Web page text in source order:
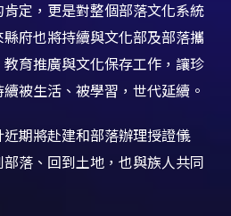
定，更是對整個部落文化系統
府也將持續與文化部及部落攜
育推廣與文化保存工作，讓珍
被生活、被學習，世代延續。
期將赴建和部落辦理授證儀
落、回到土地，也與族人共同